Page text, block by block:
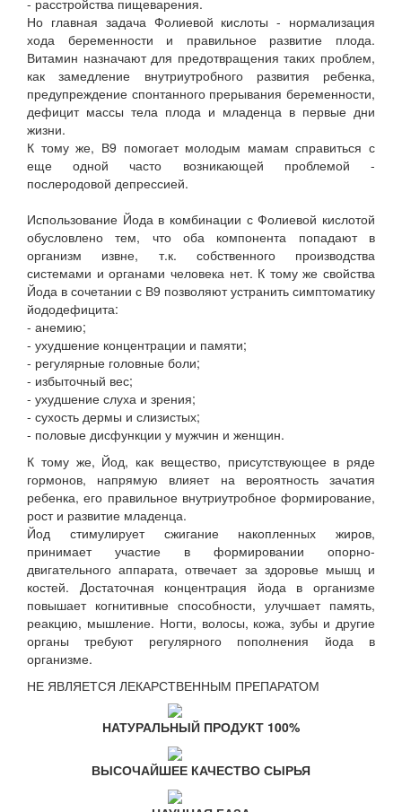
- расстройства пищеварения.
Но главная задача Фолиевой кислоты - нормализация
хода беременности и правильное развитие плода.
Витамин назначают для предотвращения таких проблем,
как замедление внутриутробного развития ребенка,
предупреждение спонтанного прерывания беременности,
дефицит массы тела плода и младенца в первые дни
жизни.
К тому же, В9 помогает молодым мамам справиться с
еще одной часто возникающей проблемой -
послеродовой депрессией.
Использование Йода в комбинации с Фолиевой кислотой
обусловлено тем, что оба компонента попадают в
организм извне, т.к. собственного производства
системами и органами человека нет. К тому же свойства
Йода в сочетании с В9 позволяют устранить симптоматику
йододефицита:
- анемию;
- ухудшение концентрации и памяти;
- регулярные головные боли;
- избыточный вес;
- ухудшение слуха и зрения;
- сухость дермы и слизистых;
- половые дисфункции у мужчин и женщин.
К тому же, Йод, как вещество, присутствующее в ряде
гормонов, напрямую влияет на вероятность зачатия
ребенка, его правильное внутриутробное формирование,
рост и развитие младенца.
Йод стимулирует сжигание накопленных жиров,
принимает участие в формировании опорно-
двигательного аппарата, отвечает за здоровье мышц и
костей. Достаточная концентрация йода в организме
повышает когнитивные способности, улучшает память,
реакцию, мышление. Ногти, волосы, кожа, зубы и другие
органы требуют регулярного пополнения йода в
организме.
НЕ ЯВЛЯЕТСЯ ЛЕКАРСТВЕННЫМ ПРЕПАРАТОМ
НАТУРАЛЬНЫЙ ПРОДУКТ 100%
ВЫСОЧАЙШЕЕ КАЧЕСТВО СЫРЬЯ